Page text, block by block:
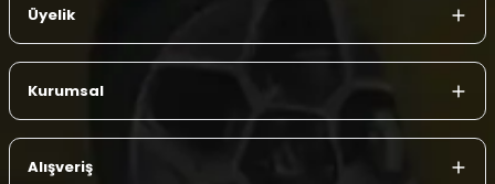
Üyelik
Kurumsal
Alışveriş